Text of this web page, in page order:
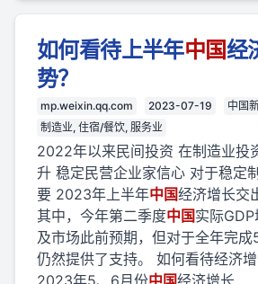
如何看待上半年中国经
势？
mp.weixin.qq.com 2023-07-19
中国
制造业, 住宿/餐饮, 服务业
2022年以来民间投资 在制造业投
升 稳定民营企业家信心 对于稳定
要 2023年上半年中国经济增长交
其中，今年第二季度中国实际
及市场此前预期，但对于全年完
仍然提供了支持。 如何看待经济
2023年5、6月份中国经济增长 ...